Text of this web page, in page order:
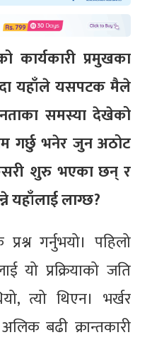
कार्यकारी प्रमुखका
यहाँले यसपटक मैले
समस्या देखेको
गर्छु भनेर जुन अठोट
शुरु भएका छन् र
लाग्छ?
गर्नुभयो। पहिलो
यो प्रक्रियाको जति
त्यो थिएन। भर्खर
बढी क्रान्तकारी